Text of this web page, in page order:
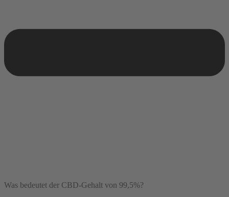
Was bedeutet der CBD-Gehalt von 99,5%?